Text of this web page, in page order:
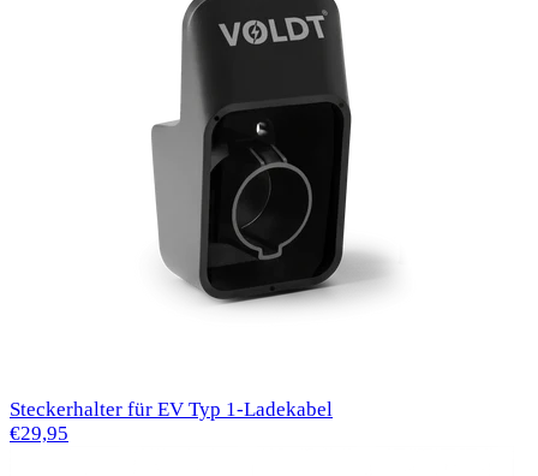
Steckerhalter für EV Typ 1-Ladekabel
€29,95